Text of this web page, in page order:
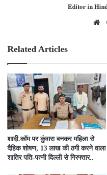
𝐄𝐝𝐢𝐭𝐨𝐫 𝐢𝐧
Related Articles
​शादी.कॉम पर कुंवारा बनकर महिला से
दैहिक शोषण, 13 लाख की ठगी करने वाला
शातिर पति-पत्नी दिल्ली से गिरफ्तार..